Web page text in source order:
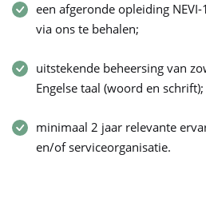
een afgeronde opleiding
via ons te behalen;
uitstekende beheersing van
Engelse taal (woord en schrift);
minimaal 2 jaar relevante
en/of serviceorganisatie.